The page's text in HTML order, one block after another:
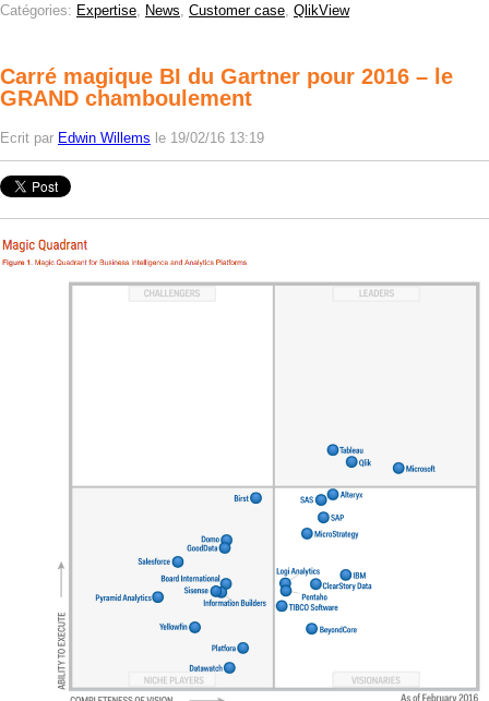
Catégories: Expertise, News, Customer case, QlikView
Carré magique BI du Gartner pour 2016 – le
GRAND chamboulement
Ecrit par Edwin Willems le 19/02/16 13:19